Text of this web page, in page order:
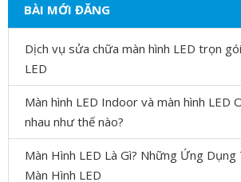
BÀI MỚI ĐĂNG
Dịch vụ sửa chữa màn hình LED trọn
LED
Màn hình LED Indoor và màn hình LED
nhau như thế nào?
Màn Hình LED Là Gì? Những Ứng Dụng
Màn Hình LED